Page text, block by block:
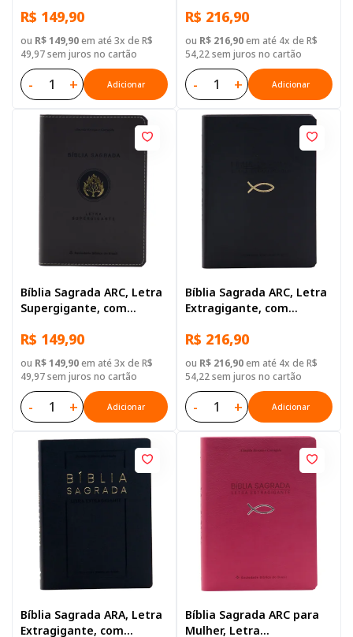
palavras de Jesus
destacadas, Capa Couro
Sintético Rosa
R$ 149,90
ou R$ 149,90em até 3x de R$
49,97 sem juros no cartão
- + Adicionar
palavras de Jesus
destacadas, Capa Couro
Sintético Rosa
R$ 216,90
ou R$ 216,90em até 4x de R$
54,22 sem juros no cartão
- + Adicionar
Bíblia Sagrada ARC, Letra
Supergigante, com
destacadas, Capa Couro
Sintético Cinza
R$ 149,90
ou R$ 149,90em até 3x de R$
49,97 sem juros no cartão
- + Adicionar
Bíblia Sagrada ARC, Letra
Extragigante, com
destacadas, com índice,
Capa Couro Sintético
Preta
R$ 216,90
ou R$ 216,90em até 4x de R$
54,22 sem juros no cartão
- + Adicionar
Bíblia Sagrada ARA, Letra
Extragigante, com
Bíblia Sagrada ARC para
Mulher, Letra